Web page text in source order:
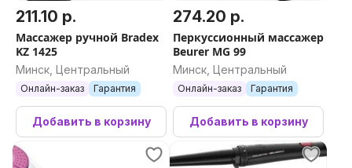
211.10 р.
Массажер ручной Bradex
KZ 1425
Минск, Центральный
Онлайн-заказ Гарантия
Добавить в корзину
274.20 р.
Перкуссионный массажер
Beurer MG 99
Минск, Центральный
Онлайн-заказ Гарантия
Добавить в корзину